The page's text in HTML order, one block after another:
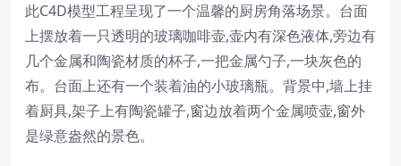
此C4D模型工程呈现了一个温馨的厨房角落场景。台面
上摆放着一只透明的玻璃咖啡壶,壶内有深色液体,旁边有
几个金属和陶瓷材质的杯子,一把金属勺子,一块灰色的
布。台面上还有一个装着油的小玻璃瓶。背景中,墙上挂
着厨具,架子上有陶瓷罐子,窗边放着两个金属喷壶,窗外
是绿意盎然的景色。